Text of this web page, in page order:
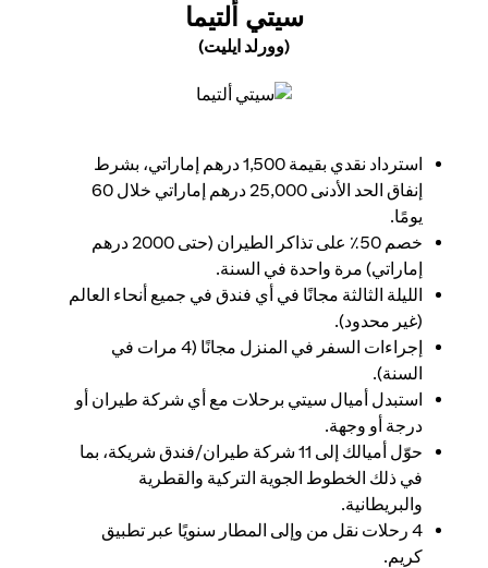
سيتي ألتيما
(وورلد ايليت)
استرداد نقدي بقيمة 1,500 درهم إماراتي، بشرط
إنفاق الحد الأدنى 25,000 درهم إماراتي خلال 60
يومًا.
خصم 50٪ على تذاكر الطيران (حتى 2000 درهم
إماراتي) مرة واحدة في السنة.
الليلة الثالثة مجانًا في أي فندق في جميع أنحاء العالم
(غير محدود).
إجراءات السفر في المنزل مجانًا (4 مرات في
السنة).
استبدل أميال سيتي برحلات مع أي شركة طيران أو
درجة أو وجهة.
حوّل أميالك إلى 11 شركة طيران/فندق شريكة، بما
في ذلك الخطوط الجوية التركية والقطرية
والبريطانية.
4 رحلات نقل من وإلى المطار سنويًا عبر تطبيق
كريم.